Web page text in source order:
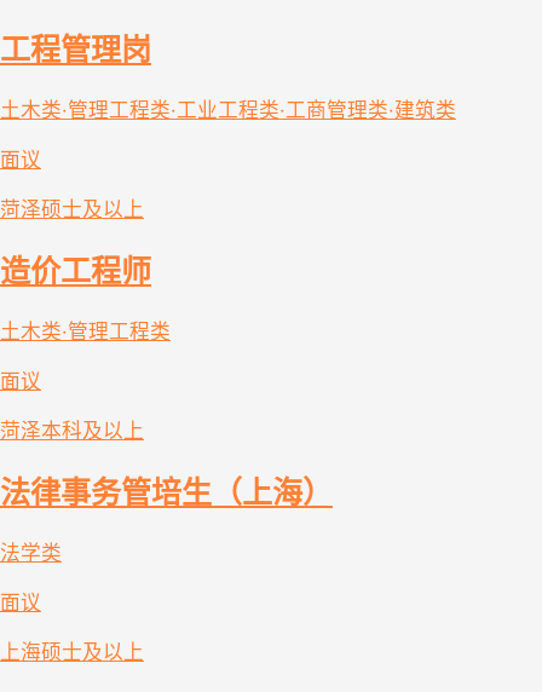
工程管理岗
土木类·管理工程类·工业工程类·工商管理类·建筑类
面议
菏泽硕士及以上
造价工程师
土木类·管理工程类
面议
菏泽本科及以上
法律事务管培生（上海）
法学类
面议
上海硕士及以上